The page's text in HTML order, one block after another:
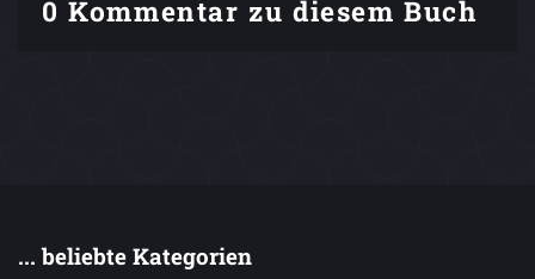
0 Kommentar zu diesem Buch
... beliebte Kategorien